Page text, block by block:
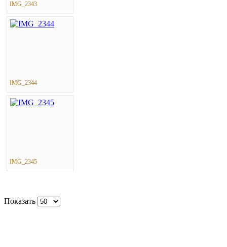
IMG_2343
IMG_2344
IMG_2345
Показать